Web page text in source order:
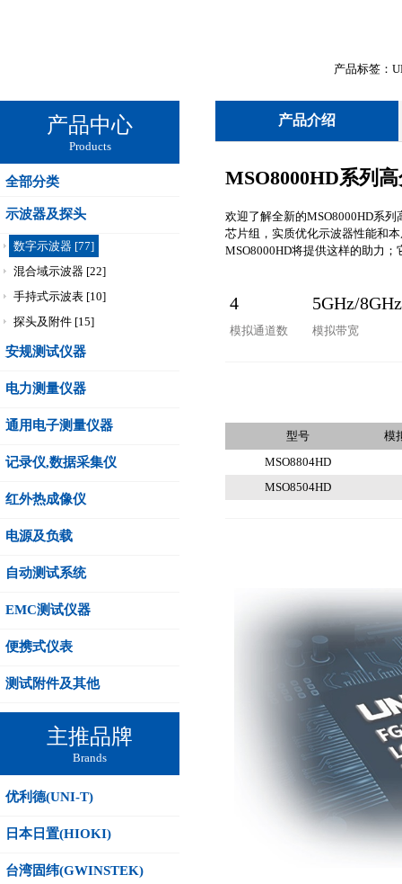
产品标签：
产品中心
Products
全部分类
示波器及探头
数字示波器 [77]
混合域示波器 [22]
手持式示波表 [10]
探头及附件 [15]
安规测试仪器
电力测量仪器
通用电子测量仪器
记录仪,数据采集仪
红外热成像仪
电源及负载
自动测试系统
EMC测试仪器
便携式仪表
测试附件及其他
主推品牌
Brands
优利德(UNI-T)
日本日置(HIOKI)
台湾固纬(GWINSTEK)
产品介绍
MSO8000HD系列
欢迎了解全新的MSO8000HD系
芯片组，实质优化示波器性能和
MSO8000HD将提供这样的助力
4 5GHz/8GHz
模拟通道数 模拟带宽
型号
模
MSO8804HD
MSO8504HD